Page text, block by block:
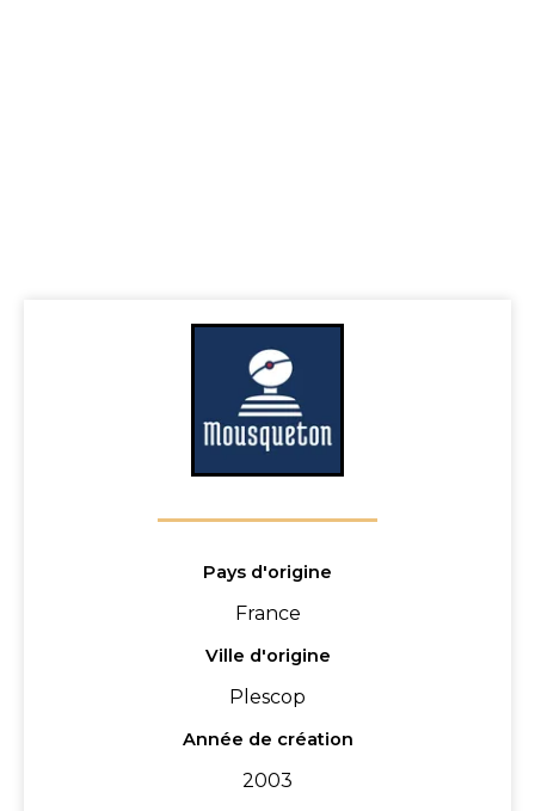
Pays d'origine
France
Ville d'origine
Plescop
Année de création
2003